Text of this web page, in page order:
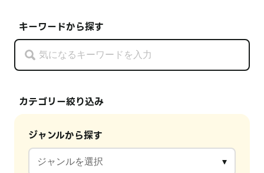
キーワードから探す
カテゴリー絞り込み
ジャンルから探す